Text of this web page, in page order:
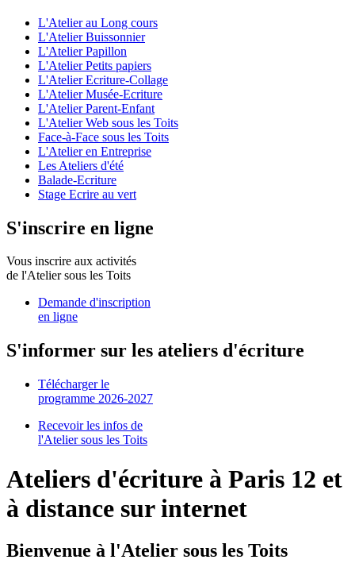
L'Atelier au Long cours
L'Atelier Buissonnier
L'Atelier Papillon
L'Atelier Petits papiers
L'Atelier Ecriture-Collage
L'Atelier Musée-Ecriture
L'Atelier Parent-Enfant
L'Atelier Web sous les Toits
Face-à-Face sous les Toits
L'Atelier en Entreprise
Les Ateliers d'été
Balade-Ecriture
Stage Ecrire au vert
S'inscrire en ligne
Vous inscrire aux activités
de l'Atelier sous les Toits
Demande d'inscription
en ligne
S'informer sur les ateliers d'écriture
Télécharger le
programme 2026-2027
Recevoir les infos de
l'Atelier sous les Toits
Ateliers d'écriture à Paris 12 et
à distance sur internet
Bienvenue à l'Atelier sous les Toits